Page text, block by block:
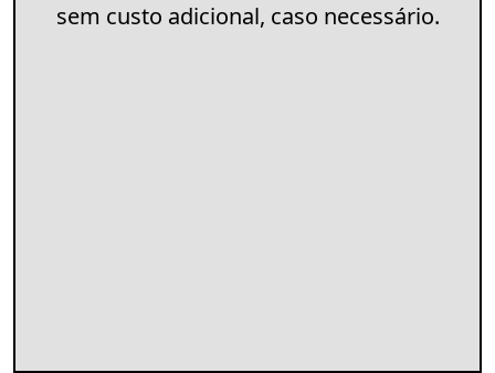
sem custo adicional, caso necessário.